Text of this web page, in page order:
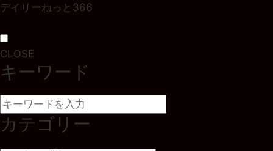
デイリーねっと366
CLOSE
キーワード
カテゴリー